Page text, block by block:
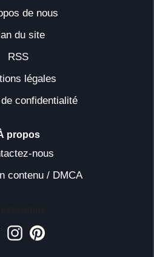
de nous
du site
RSS
légales
confidentialité
propos
nous
contenu / DMCA